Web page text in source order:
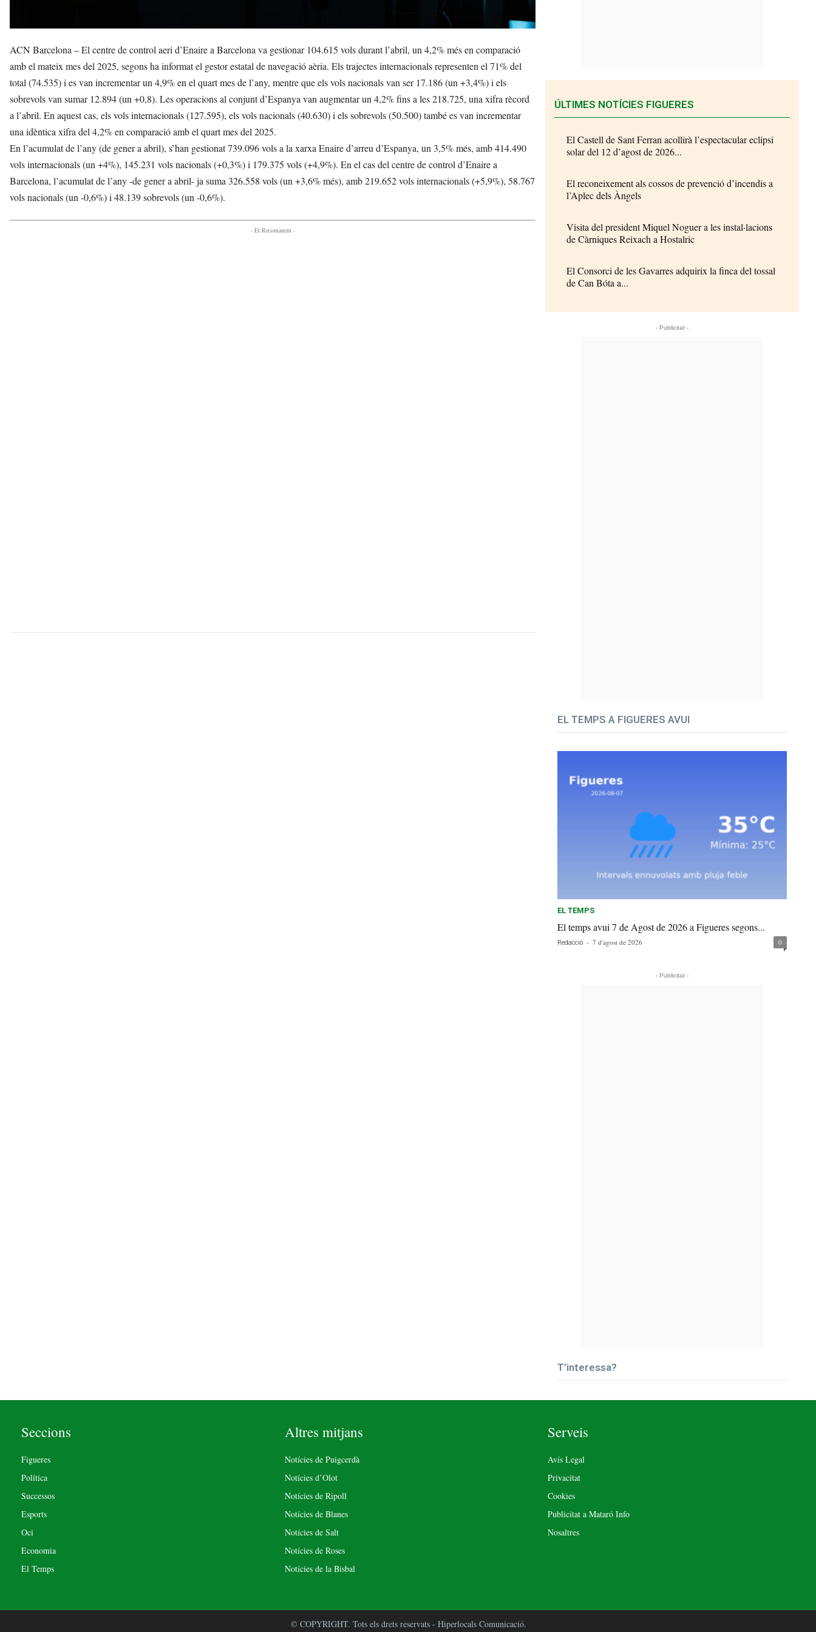
ACN Barcelona – El centre de control aeri d’Enaire a Barcelona va gestionar 104.615 vols durant l’abril, un 4,2% més en comparació
amb el mateix mes del 2025, segons ha informat el gestor estatal de navegació aèria. Els trajectes internacionals representen el 71% del
total (74.535) i es van incrementar un 4,9% en el quart mes de l’any, mentre que els vols nacionals van ser 17.186 (un +3,4%) i els
sobrevols van sumar 12.894 (un +0,8). Les operacions al conjunt d’Espanya van augmentar un 4,2% fins a les 218.725, una xifra rècord
a l’abril. En aquest cas, els vols internacionals (127.595), els vols nacionals (40.630) i els sobrevols (50.500) també es van incrementar
una idèntica xifra del 4,2% en comparació amb el quart mes del 2025.
En l’acumulat de l’any (de gener a abril), s’han gestionat 739.096 vols a la xarxa Enaire d’arreu d’Espanya, un 3,5% més, amb 414.490
vols internacionals (un +4%), 145.231 vols nacionals (+0,3%) i 179.375 vols (+4,9%). En el cas del centre de control d’Enaire a
Barcelona, l’acumulat de l’any -de gener a abril- ja suma 326.558 vols (un +3,6% més), amb 219.652 vols internacionals (+5,9%), 58.767
vols nacionals (un -0,6%) i 48.139 sobrevols (un -0,6%).
- Et Recomanem -
ÚLTIMES NOTÍCIES FIGUERES
El Castell de Sant Ferran acollirà l’espectacular eclipsi
solar del 12 d’agost de 2026...
El reconeixement als cossos de prevenció d’incendis a
l’Aplec dels Àngels
Visita del president Miquel Noguer a les instal·lacions
de Càrniques Reixach a Hostalric
El Consorci de les Gavarres adquirix la finca del tossal
de Can Bóta a...
- Publicitat -
EL TEMPS A FIGUERES AVUI
EL TEMPS
El temps avui 7 de Agost de 2026 a Figueres segons...
Redacció - 7 d'agost de 2026 0
- Publicitat -
T’interessa?
Seccions
Figueres
Política
Successos
Esports
Oci
Economia
El Temps
Altres mitjans
Notícies de Puigcerdà
Notícies d’Olot
Notícies de Ripoll
Notícies de Blanes
Notícies de Salt
Notícies de Roses
Notícies de la Bisbal
Serveis
Avís Legal
Privacitat
Cookies
Publicitat a Mataró Info
Nosaltres
© COPYRIGHT. Tots els drets reservats - Hiperlocals Comunicació.